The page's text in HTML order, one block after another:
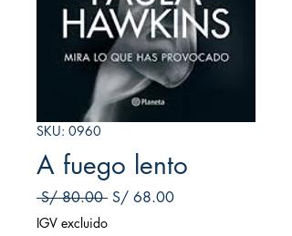
SKU: 0960
A fuego lento
S/ 80.00 Precio
S/ 68.00Precio de oferta
IGV excluido